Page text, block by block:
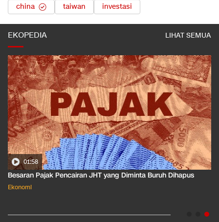
china
taiwan investasi
EKOPEDIA LIHAT SEMUA
01:50
Apa Arti Peringkat Kredit Indonesia yang Dirilis S&P Global
Dkk?